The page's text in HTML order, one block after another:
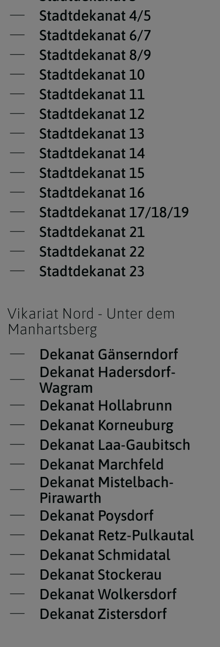
Stadtdekanat 4/5
Stadtdekanat 6/7
Stadtdekanat 8/9
Stadtdekanat 10
Stadtdekanat 11
Stadtdekanat 12
Stadtdekanat 13
Stadtdekanat 14
Stadtdekanat 15
Stadtdekanat 16
Stadtdekanat 17/18/19
Stadtdekanat 21
Stadtdekanat 22
Stadtdekanat 23
Vikariat Nord - Unter dem
Manhartsberg
Dekanat Gänserndorf
Dekanat Hadersdorf-
Wagram
Dekanat Hollabrunn
Dekanat Korneuburg
Dekanat Laa-Gaubitsch
Dekanat Marchfeld
Dekanat Mistelbach-
Pirawarth
Dekanat Poysdorf
Dekanat Retz-Pulkautal
Dekanat Schmidatal
Dekanat Stockerau
Dekanat Wolkersdorf
Dekanat Zistersdorf